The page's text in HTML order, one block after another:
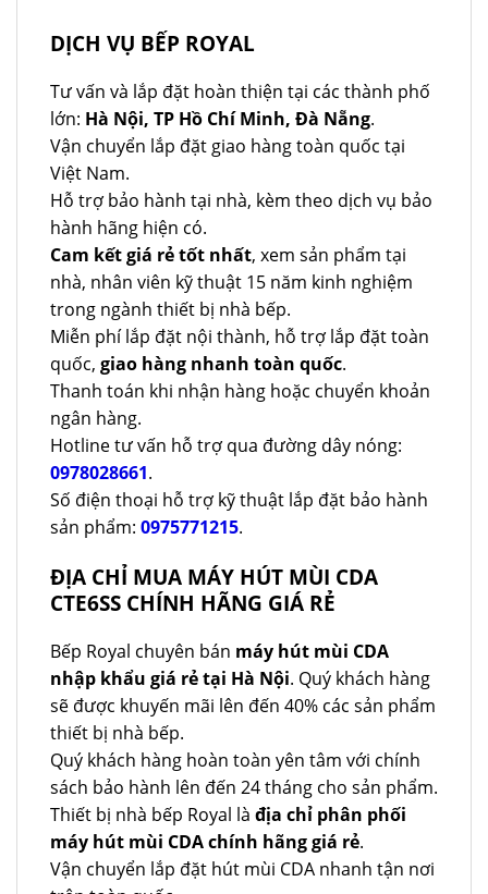
DỊCH VỤ BẾP ROYAL
Tư vấn và lắp đặt hoàn thiện tại các thành phố
lớn: Hà Nội, TP Hồ Chí Minh, Đà Nẵng.
Vận chuyển lắp đặt giao hàng toàn quốc tại
Việt Nam.
Hỗ trợ bảo hành tại nhà, kèm theo dịch vụ bảo
hành hãng hiện có.
Cam kết giá rẻ tốt nhất, xem sản phẩm tại
nhà, nhân viên kỹ thuật 15 năm kinh nghiệm
trong ngành thiết bị nhà bếp.
Miễn phí lắp đặt nội thành, hỗ trợ lắp đặt toàn
quốc, giao hàng nhanh toàn quốc.
Thanh toán khi nhận hàng hoặc chuyển khoản
ngân hàng.
Hotline tư vấn hỗ trợ qua đường dây nóng:
0978028661.
Số điện thoại hỗ trợ kỹ thuật lắp đặt bảo hành
sản phẩm: 0975771215.
ĐỊA CHỈ MUA MÁY HÚT MÙI CDA
CTE6SS CHÍNH HÃNG GIÁ RẺ
Bếp Royal chuyên bán máy hút mùi CDA
nhập khẩu giá rẻ tại Hà Nội. Quý khách hàng
sẽ được khuyến mãi lên đến 40% các sản phẩm
thiết bị nhà bếp.
Quý khách hàng hoàn toàn yên tâm với chính
sách bảo hành lên đến 24 tháng cho sản phẩm.
Thiết bị nhà bếp Royal là địa chỉ phân phối
máy hút mùi CDA chính hãng giá rẻ.
Vận chuyển lắp đặt hút mùi CDA nhanh tận nơi